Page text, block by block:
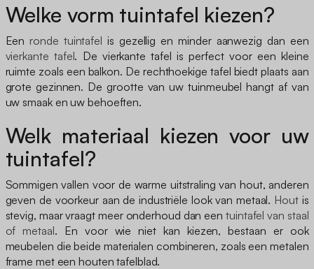
Welke vorm tuintafel kiezen?
Een ronde tuintafel is gezellig en minder aanwezig dan een
vierkante tafel. De vierkante tafel is perfect voor een kleine
ruimte zoals een balkon. De rechthoekige tafel biedt plaats aan
grote gezinnen. De grootte van uw tuinmeubel hangt af van
uw smaak en uw behoeften.
Welk materiaal kiezen voor uw
tuintafel?
Sommigen vallen voor de warme uitstraling van hout, anderen
geven de voorkeur aan de industriële look van metaal. Houtis
stevig, maar vraagt meer onderhoud dan eentuintafel van staal
of metaal. En voor wie niet kan kiezen, bestaan er ook
meubelen die beide materialen combineren, zoals een metalen
frame met een houten tafelblad.